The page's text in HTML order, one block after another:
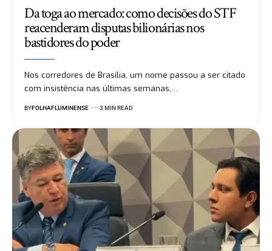
Da toga ao mercado: como decisões do STF
reacenderam disputas bilionárias nos
bastidores do poder
Nos corredores de Brasília, um nome passou a ser citado
com insistência nas últimas semanas,…
BYFOLHAFLUMINENSE 3 MIN READ